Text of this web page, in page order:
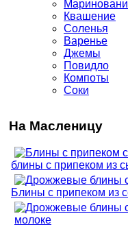
Квашение
Соленья
Варенье
Джемы
Повидло
Компоты
Соки
На Масленицу
блины с припеком из
Блины с припеком из